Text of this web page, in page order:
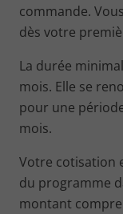
commande.
dès votre
La durée
mois. Elle se
pour une
mois.
Votre cotisation
du programme
montant